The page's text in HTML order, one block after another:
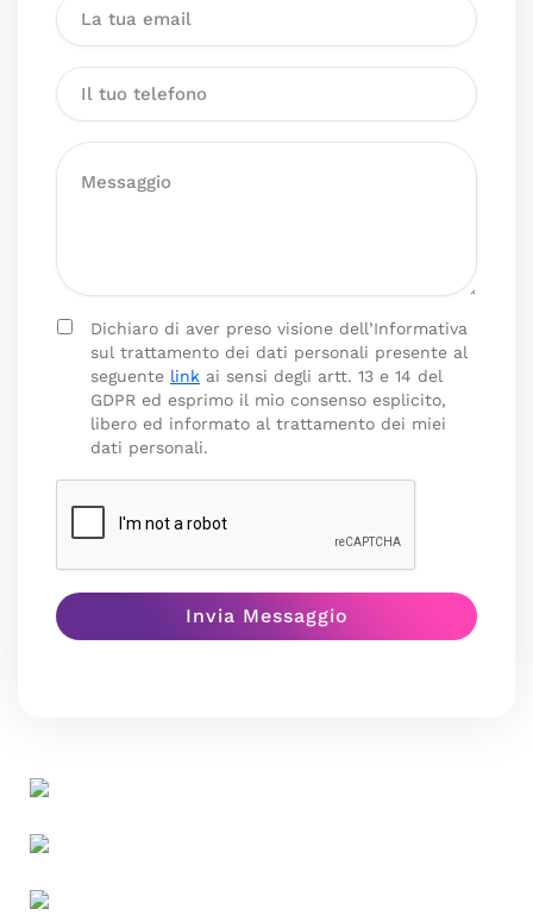
Dichiaro di aver preso visione dell’Informativa
sul trattamento dei dati personali presente al
seguente link ai sensi degli artt. 13 e 14 del
GDPR ed esprimo il mio consenso esplicito,
libero ed informato al trattamento dei miei
dati personali.